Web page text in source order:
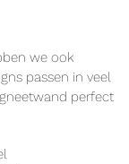
we ook
passen in veel
perfect